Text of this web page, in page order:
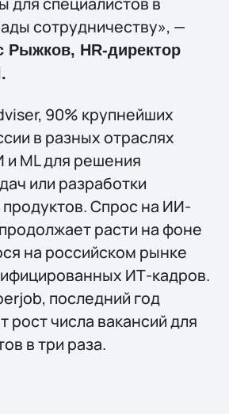
сотрудничеству», —
Рыжков, HR-директор
90% крупнейших
в разных отраслях
ML для решения
или разработки
Спрос на ИИ-
расти на фоне
на российском рынке
ИТ-кадров.
последний год
рост числа вакансий для
в три раза.